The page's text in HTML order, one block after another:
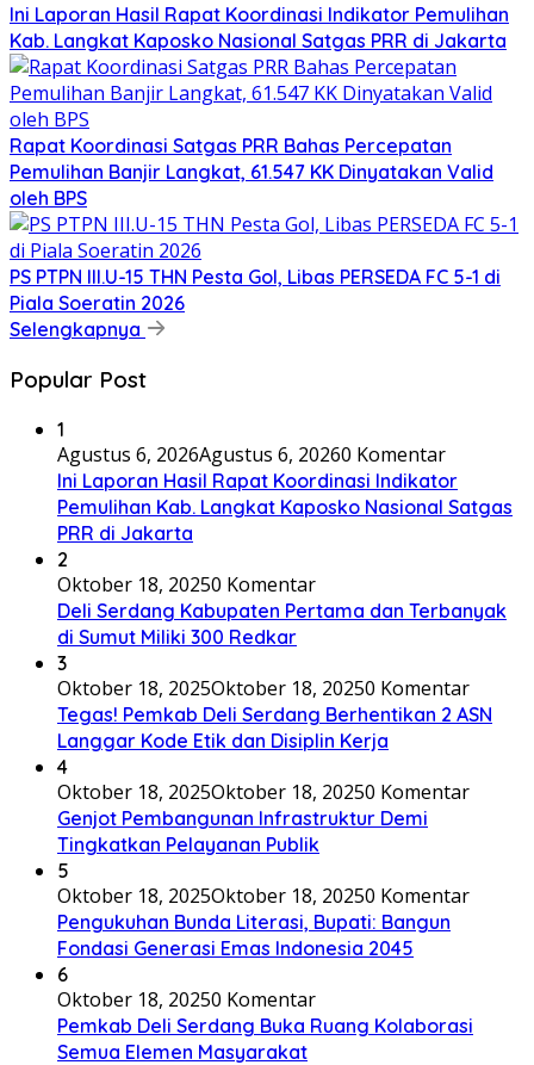
Ini Laporan Hasil Rapat Koordinasi Indikator Pemulihan
Kab. Langkat Kaposko Nasional Satgas PRR di Jakarta
Rapat Koordinasi Satgas PRR Bahas Percepatan
Pemulihan Banjir Langkat, 61.547 KK Dinyatakan Valid
oleh BPS
PS PTPN III.U-15 THN Pesta Gol, Libas PERSEDA FC 5-1 di
Piala Soeratin 2026
Selengkapnya
Popular Post
1
Agustus 6, 2026Agustus 6, 20260 Komentar
Ini Laporan Hasil Rapat Koordinasi Indikator
Pemulihan Kab. Langkat Kaposko Nasional Satgas
PRR di Jakarta
2
Oktober 18, 20250 Komentar
Deli Serdang Kabupaten Pertama dan Terbanyak
di Sumut Miliki 300 Redkar
3
Oktober 18, 2025Oktober 18, 20250 Komentar
Tegas! Pemkab Deli Serdang Berhentikan 2 ASN
Langgar Kode Etik dan Disiplin Kerja
4
Oktober 18, 2025Oktober 18, 20250 Komentar
Genjot Pembangunan Infrastruktur Demi
Tingkatkan Pelayanan Publik
5
Oktober 18, 2025Oktober 18, 20250 Komentar
Pengukuhan Bunda Literasi, Bupati: Bangun
Fondasi Generasi Emas Indonesia 2045
6
Oktober 18, 20250 Komentar
Pemkab Deli Serdang Buka Ruang Kolaborasi
Semua Elemen Masyarakat